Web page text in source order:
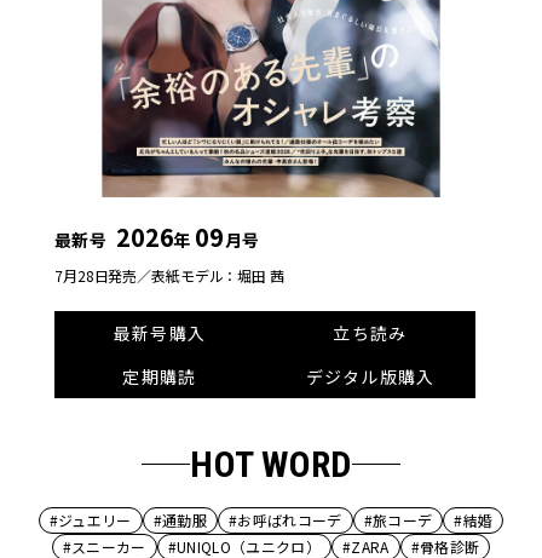
最新号 2026年 09月号
7月28日発売／表紙モデル：堀田 茜
最新号購入
立ち読み
定期購読
デジタル版購入
HOT WORD
#ジュエリー #通勤服 #お呼ばれコーデ #旅コーデ
#結婚
#スニーカー
#UNIQLO（ユニクロ） #ZARA #骨格診断